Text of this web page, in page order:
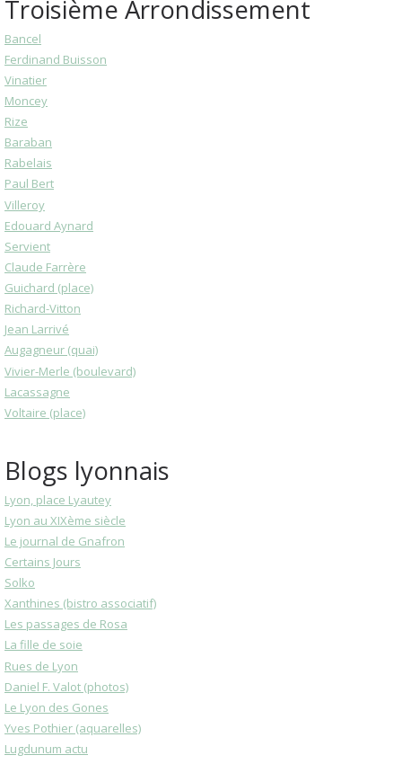
Troisième Arrondissement
Bancel
Ferdinand Buisson
Vinatier
Moncey
Rize
Baraban
Rabelais
Paul Bert
Villeroy
Edouard Aynard
Servient
Claude Farrère
Guichard (place)
Richard-Vitton
Jean Larrivé
Augagneur (quai)
Vivier-Merle (boulevard)
Lacassagne
Voltaire (place)
Blogs lyonnais
Lyon, place Lyautey
Lyon au XIXème siècle
Le journal de Gnafron
Certains Jours
Solko
Xanthines (bistro associatif)
Les passages de Rosa
La fille de soie
Rues de Lyon
Daniel F. Valot (photos)
Le Lyon des Gones
Yves Pothier (aquarelles)
Lugdunum actu